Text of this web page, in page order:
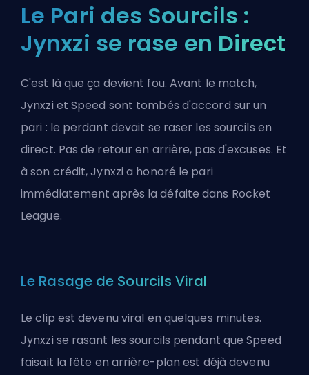
Le Pari des Sourcils :
Jynxzi se rase en Direct
C'est là que ça devient fou. Avant le match,
Jynxzi et Speed sont tombés d'accord sur un
pari : le perdant devait se raser les sourcils en
direct. Pas de retour en arrière, pas d'excuses. Et
à son crédit, Jynxzi a honoré le pari
immédiatement après la défaite dans Rocket
League.
Le Rasage de Sourcils Viral
Le clip est devenu viral en quelques minutes.
Jynxzi se rasant les sourcils pendant que Speed
faisait la fête en arrière-plan est déjà devenu